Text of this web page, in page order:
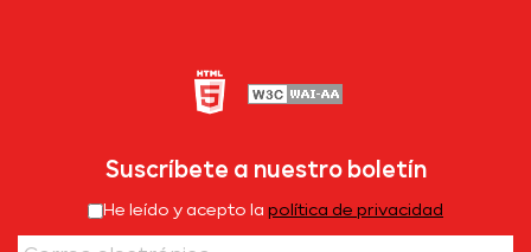
Suscríbete a nuestro boletín
He leído y acepto la política de privacidad